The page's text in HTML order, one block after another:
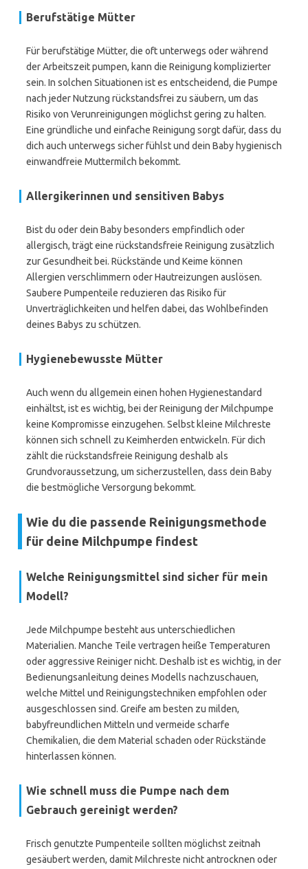
Berufstätige Mütter
Für berufstätige Mütter, die oft unterwegs oder während
der Arbeitszeit pumpen, kann die Reinigung komplizierter
sein. In solchen Situationen ist es entscheidend, die Pumpe
nach jeder Nutzung rückstandsfrei zu säubern, um das
Risiko von Verunreinigungen möglichst gering zu halten.
Eine gründliche und einfache Reinigung sorgt dafür, dass du
dich auch unterwegs sicher fühlst und dein Baby hygienisch
einwandfreie Muttermilch bekommt.
Allergikerinnen und sensitiven Babys
Bist du oder dein Baby besonders empfindlich oder
allergisch, trägt eine rückstandsfreie Reinigung zusätzlich
zur Gesundheit bei. Rückstände und Keime können
Allergien verschlimmern oder Hautreizungen auslösen.
Saubere Pumpenteile reduzieren das Risiko für
Unverträglichkeiten und helfen dabei, das Wohlbefinden
deines Babys zu schützen.
Hygienebewusste Mütter
Auch wenn du allgemein einen hohen Hygienestandard
einhältst, ist es wichtig, bei der Reinigung der Milchpumpe
keine Kompromisse einzugehen. Selbst kleine Milchreste
können sich schnell zu Keimherden entwickeln. Für dich
zählt die rückstandsfreie Reinigung deshalb als
Grundvoraussetzung, um sicherzustellen, dass dein Baby
die bestmögliche Versorgung bekommt.
Wie du die passende Reinigungsmethode
für deine Milchpumpe findest
Welche Reinigungsmittel sind sicher für mein
Modell?
Jede Milchpumpe besteht aus unterschiedlichen
Materialien. Manche Teile vertragen heiße Temperaturen
oder aggressive Reiniger nicht. Deshalb ist es wichtig, in der
Bedienungsanleitung deines Modells nachzuschauen,
welche Mittel und Reinigungstechniken empfohlen oder
ausgeschlossen sind. Greife am besten zu milden,
babyfreundlichen Mitteln und vermeide scharfe
Chemikalien, die dem Material schaden oder Rückstände
hinterlassen können.
Wie schnell muss die Pumpe nach dem
Gebrauch gereinigt werden?
Frisch genutzte Pumpenteile sollten möglichst zeitnah
gesäubert werden, damit Milchreste nicht antrocknen oder